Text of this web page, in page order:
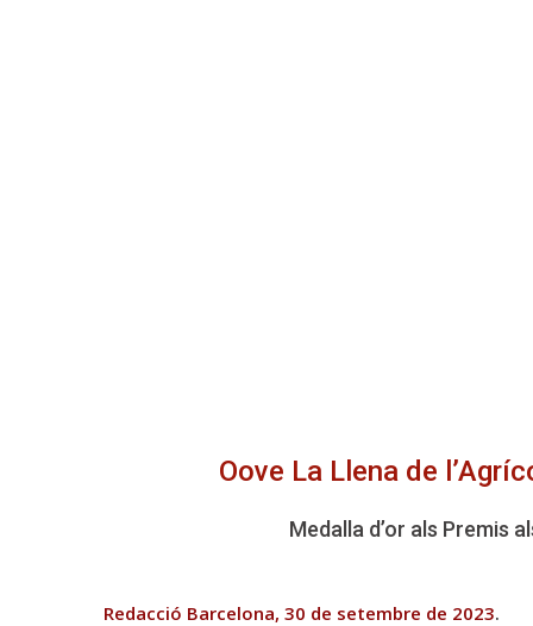
Oove La Llena de
Medalla d’or als Premis
Redacció Barcelona, 30 de setembre de 2023.